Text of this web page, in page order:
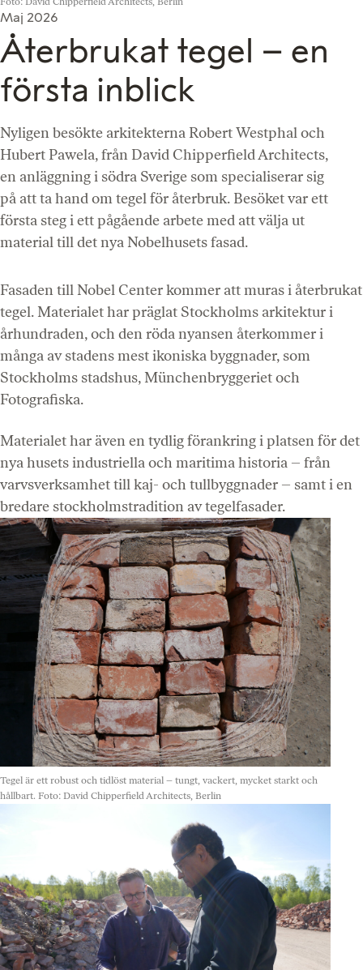
Maj 2026
Återbrukat tegel – en
första inblick
Nyligen besökte arkitekterna Robert Westphal och
Hubert Pawela, från David Chipperfield Architects,
en anläggning i södra Sverige som specialiserar sig
på att ta hand om tegel för återbruk. Besöket var ett
första steg i ett pågående arbete med att välja ut
material till det nya Nobelhusets fasad.
Fasaden till Nobel Center kommer att muras i återbrukat
tegel. Materialet har präglat Stockholms arkitektur i
århundraden, och den röda nyansen återkommer i
många av stadens mest ikoniska byggnader, som
Stockholms stadshus, Münchenbryggeriet och
Fotografiska.
Materialet har även en tydlig förankring i platsen för det
nya husets industriella och maritima historia – från
varvsverksamhet till kaj- och tullbyggnader – samt i en
bredare stockholmstradition av tegelfasader.
Tegel är ett robust och tidlöst material – tungt, vackert, mycket starkt och
hållbart. Foto: David Chipperfield Architects, Berlin